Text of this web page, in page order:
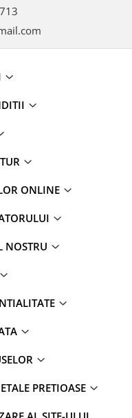
ONLINE
NOSTRU
PRETIOASE